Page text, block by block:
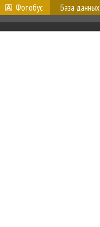
Фотобус База данных